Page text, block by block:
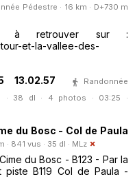
Pédestre · 16 km · D+730 m
à retrouver sur :
et-la-vallee-des-
13.02.57
Randonnée
· 38 dl · 4 photos · 03:25 ·
du Bosc - Col de Paula
841 vus · 35 dl · MLz
du Bosc - B123 - Par la
B119 Col de Paula -